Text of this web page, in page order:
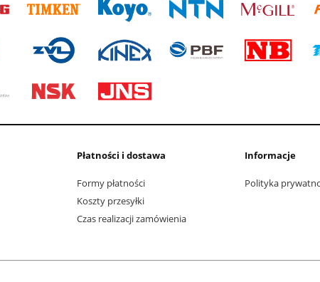
Płatności i dostawa
Formy płatności
Koszty przesyłki
Czas realizacji zamówienia
Informacje
Polityka